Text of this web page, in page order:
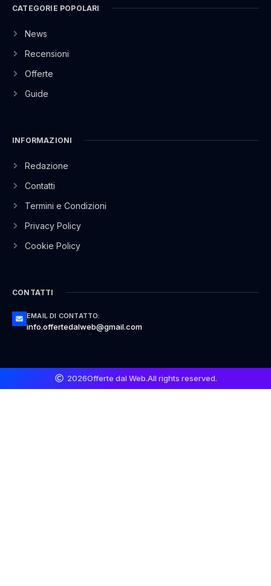
CATEGORIE POPOLARI
News
Recensioni
Offerte
Guide
INFORMAZIONI
Redazione
Contatti
Termini e Condizioni
Privacy Policy
Cookie Policy
CONTATTI
EMAIL DI CONTATTO:
info.offertedalweb@gmail.com
2026Offerte dal Web.All rights reserved.